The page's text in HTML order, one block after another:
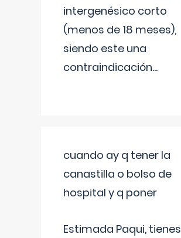
intergenésico corto
(menos de 18 meses),
siendo este una
contraindicación...
cuando ay q tener la
canastilla o bolso de
hospital y q poner
Estimada Paqui, tienes